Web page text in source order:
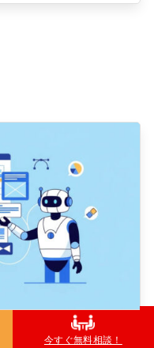
今すぐ無料相談！
要になる？生き